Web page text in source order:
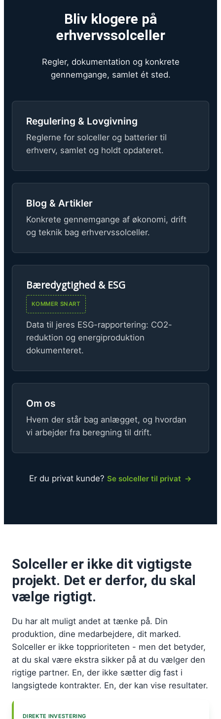
Bliv klogere på
erhvervssolceller
Regler, dokumentation og konkrete
gennemgange, samlet ét sted.
Regulering & Lovgivning
Reglerne for solceller og batterier til
erhverv, samlet og holdt opdateret.
Blog & Artikler
Konkrete gennemgange af økonomi, drift
og teknik bag erhvervssolceller.
Bæredygtighed & ESG
KOMMER SNART
Data til jeres ESG-rapportering: CO2-
reduktion og energiproduktion
dokumenteret.
Om os
Hvem der står bag anlægget, og hvordan
vi arbejder fra beregning til drift.
Er du privat kunde? Se solceller til privat
Solceller er ikke dit vigtigste
projekt. Det er derfor, du skal
vælge rigtigt.
Du har alt muligt andet at tænke på. Din
produktion, dine medarbejdere, dit marked.
Solceller er ikke topprioriteten - men det betyder,
at du skal være ekstra sikker på at du vælger den
rigtige partner. En, der ikke sætter dig fast i
langsigtede kontrakter. En, der kan vise resultater.
DIREKTE INVESTERING